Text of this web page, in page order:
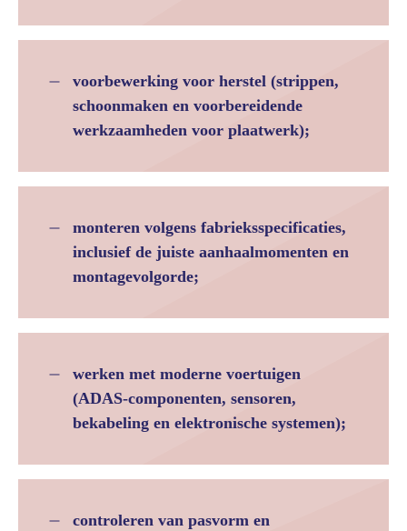
voorbewerking voor herstel (strippen,
schoonmaken en voorbereidende
werkzaamheden voor plaatwerk);
monteren volgens fabrieksspecificaties,
inclusief de juiste aanhaalmomenten en
montagevolgorde;
werken met moderne voertuigen
(ADAS-componenten, sensoren,
bekabeling en elektronische systemen);
controleren van pasvorm en